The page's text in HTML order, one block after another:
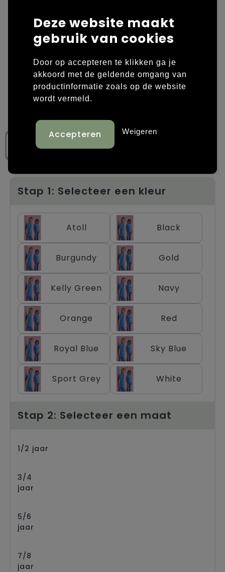
Laptop hoezen en tassen
Overige tassen
Papieren tassen
Promotietassen
Rugzakken
Trolleys
Overige kleding
Polo's
Sweaters bedrukken
T-shirts bedrukken
Schoenen bedrukken
Stap 1: Selecteer een kleur
Atoll Black
Burgundy Gold
Kelly Green Navy
Orange Red
Royal Blue Sky Blue
Sport Grey White
Stap 2: Selecteer een maat
1/2 jaar
3/4
jaar
5/6
jaar
7/8
jaar
Deze website maakt
gebruik van cookies
Door op accepteren te klikken ga je
akkoord met de geldende omgang van
productinformatie zoals op de website
wordt vermeld.
Weigeren